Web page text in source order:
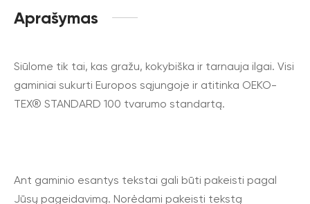
Aprašymas
Siūlome tik tai, kas gražu, kokybiška ir tarnauja ilgai. Visi
gaminiai sukurti Europos sąjungoje ir atitinka OEKO-
TEX® STANDARD 100 tvarumo standartą.
Ant gaminio esantys tekstai gali būti pakeisti pagal
Jūsų pageidavimą. Norėdami pakeisti tekstą